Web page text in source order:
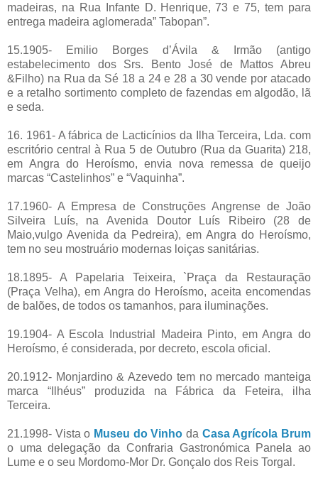
madeiras, na Rua Infante D. Henrique, 73 e 75, tem para
entrega madeira aglomerada” Tabopan”.
15.1905- Emilio Borges d’Ávila & Irmão (antigo
estabelecimento dos Srs. Bento José de Mattos Abreu
&Filho) na Rua da Sé 18 a 24 e 28 a 30 vende por atacado
e a retalho sortimento completo de fazendas em algodão, lã
e seda.
16. 1961- A fábrica de Lacticínios da Ilha Terceira, Lda. com
escritório central à Rua 5 de Outubro (Rua da Guarita) 218,
em Angra do Heroísmo, envia nova remessa de queijo
marcas “Castelinhos” e “Vaquinha”.
17.1960- A Empresa de Construções Angrense de João
Silveira Luís, na Avenida Doutor Luís Ribeiro (28 de
Maio,vulgo Avenida da Pedreira), em Angra do Heroísmo,
tem no seu mostruário modernas loiças sanitárias.
18.1895- A Papelaria Teixeira, `Praça da Restauração
(Praça Velha), em Angra do Heroísmo, aceita encomendas
de balões, de todos os tamanhos, para iluminações.
19.1904- A Escola Industrial Madeira Pinto, em Angra do
Heroísmo, é considerada, por decreto, escola oficial.
20.1912- Monjardino & Azevedo tem no mercado manteiga
marca “Ilhéus” produzida na Fábrica da Feteira, ilha
Terceira.
21.1998- Vista o Museu do Vinho da Casa Agrícola Brum
o uma delegação da Confraria Gastronómica Panela ao
Lume e o seu Mordomo-Mor Dr. Gonçalo dos Reis Torgal.